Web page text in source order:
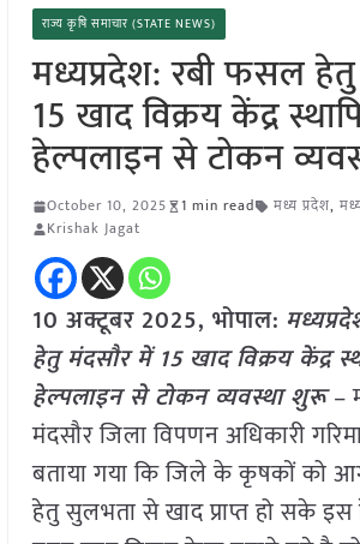
राज्य कृषि समाचार (STATE NEWS)
मध्यप्रदेश: रबी फसल
15 खाद विक्रय केंद्र
हेल्पलाइन से टोकन
October 10, 2025 1 min read मध्य प्रदेश,
Krishak Jagat
10 अक्टूबर 2025, भोपाल:
हेतु मंदसौर में 15 खाद विक्रय केंद्र
हेल्पलाइन से टोकन व्यवस्था शुरू–
मंदसौर जिला विपणन अधिकारी गरिमा
बताया गया कि जिले के कृषकों को
हेतु सुलभता से खाद प्राप्त हो सके